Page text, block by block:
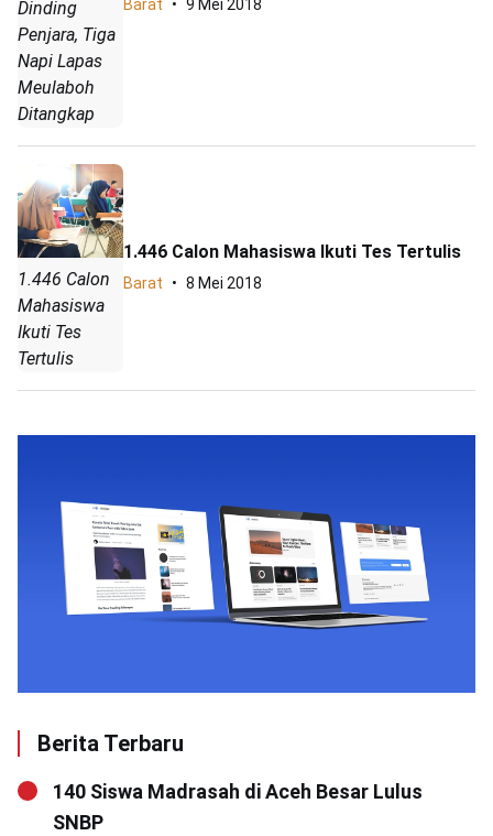
Dinding
Penjara, Tiga
Napi Lapas
Meulaboh
Ditangkap
Barat 9 Mei 2018
1.446 Calon
Mahasiswa
Ikuti Tes
Tertulis
1.446 Calon Mahasiswa Ikuti Tes Tertulis
Barat 8 Mei 2018
Berita Terbaru
140 Siswa Madrasah di Aceh Besar Lulus
SNBP